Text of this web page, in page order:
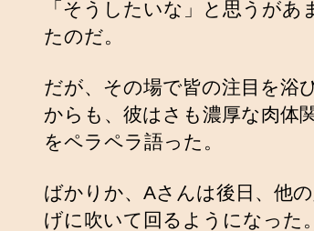
「そうしたいな」と思うが
たのだ。
だが、その場で皆の注目を浴
からも、彼はさも濃厚な肉体
をペラペラ語った。
ばかりか、Aさんは後日、他
げに吹いて回るようになった。